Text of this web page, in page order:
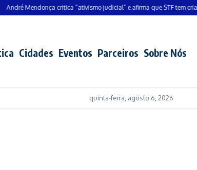
Mendonça critica “ativismo judicial” e afirma que STF tem criado
Cidades Eventos Parceiros Sobre Nós
quinta-feira, agosto 6, 2026